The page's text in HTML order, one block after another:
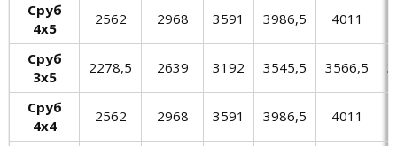
Сруб
4х5
2562 2968 3591 3986,5 4011
Сруб
3х5
2278,5 2639 3192 3545,5 3566,5
Сруб
4х4
2562 2968 3591 3986,5 4011